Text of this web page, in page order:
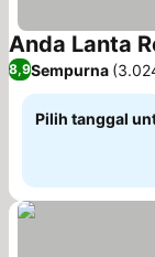
Anda Lanta
8,9Sempurna
Pilih tanggal